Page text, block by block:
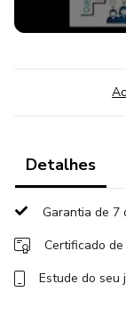
Detalhes
Garantia de 7
Certificado
Estude do seu